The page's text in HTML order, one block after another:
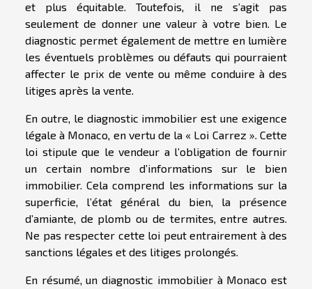
et plus équitable. Toutefois, il ne s’agit pas
seulement de donner une valeur à votre bien. Le
diagnostic permet également de mettre en lumière
les éventuels problèmes ou défauts qui pourraient
affecter le prix de vente ou même conduire à des
litiges après la vente.
En outre, le diagnostic immobilier est une exigence
légale à Monaco, en vertu de la « Loi Carrez ». Cette
loi stipule que le vendeur a l’obligation de fournir
un certain nombre d’informations sur le bien
immobilier. Cela comprend les informations sur la
superficie, l’état général du bien, la présence
d’amiante, de plomb ou de termites, entre autres.
Ne pas respecter cette loi peut entrairement à des
sanctions légales et des litiges prolongés.
En résumé, un diagnostic immobilier à Monaco est